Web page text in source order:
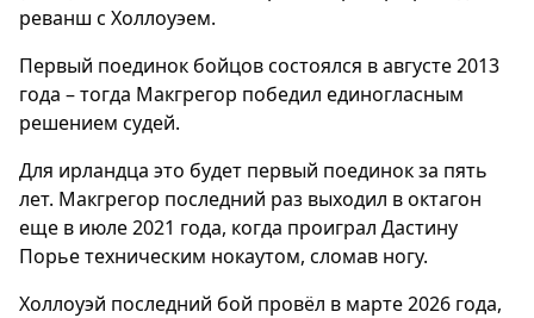
реванш с Холлоуэем.
Первый поединок бойцов состоялся в августе 2013
года – тогда Макгрегор победил единогласным
решением судей.
Для ирландца это будет первый поединок за пять
лет. Макгрегор последний раз выходил в октагон
еще в июле 2021 года, когда проиграл Дастину
Порье техническим нокаутом, сломав ногу.
Холлоуэй последний бой провёл в марте 2026 года,